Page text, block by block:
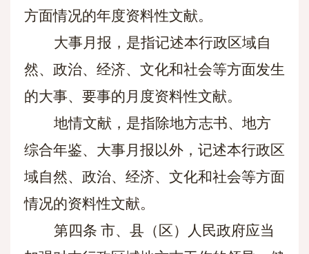
方面情况的年度资料性文献。
大事月报，是指记述本行政区域自
然、政治、经济、文化和社会等方面发生
的大事、要事的月度资料性文献。
地情文献，是指除地方志书、地方
综合年鉴、大事月报以外，记述本行政区
域自然、政治、经济、文化和社会等方面
情况的资料性文献。
第四条 市、县（区）人民政府应当